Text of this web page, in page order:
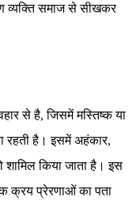
व्यक्ति समाज से सीखकर
से है, जिसमें मस्तिष्क या
रहती है। इसमें अहंकार,
शामिल किया जाता है। इस
क्रय प्रेरणाओं का पता